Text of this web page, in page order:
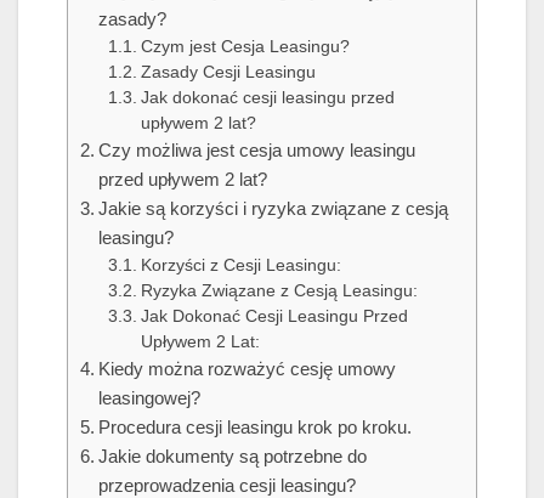
zasady?
Czym jest Cesja Leasingu?
Zasady Cesji Leasingu
Jak dokonać cesji leasingu przed
upływem 2 lat?
Czy możliwa jest cesja umowy leasingu
przed upływem 2 lat?
Jakie są korzyści i ryzyka związane z cesją
leasingu?
Korzyści z Cesji Leasingu:
Ryzyka Związane z Cesją Leasingu:
Jak Dokonać Cesji Leasingu Przed
Upływem 2 Lat:
Kiedy można rozważyć cesję umowy
leasingowej?
Procedura cesji leasingu krok po kroku.
Jakie dokumenty są potrzebne do
przeprowadzenia cesji leasingu?